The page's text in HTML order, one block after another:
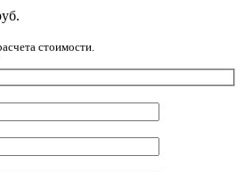
стоимости.